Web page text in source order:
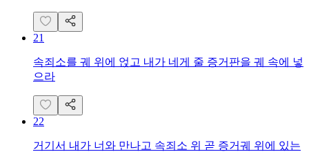
21
속죄소를 궤 위에 얹고 내가 네게 줄 증거판을 궤 속에 넣
으라
22
거기서 내가 너와 만나고 속죄소 위 곧 증거궤 위에 있는